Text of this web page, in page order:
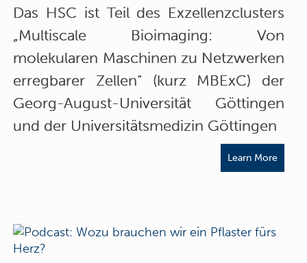
Das HSC ist Teil des Exzellenzclusters
„Multiscale Bioimaging: Von
molekularen Maschinen zu Netzwerken
erregbarer Zellen“ (kurz MBExC) der
Georg-August-Universität Göttingen
und der Universitätsmedizin Göttingen
Learn More